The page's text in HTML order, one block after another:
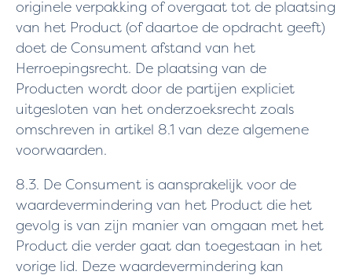
originele verpakking of overgaat tot de plaatsing
van het Product (of daartoe de opdracht geeft)
doet de Consument afstand van het
Herroepingsrecht. De plaatsing van de
Producten wordt door de partijen expliciet
uitgesloten van het onderzoeksrecht zoals
omschreven in artikel 8.1 van deze algemene
voorwaarden.
8.3. De Consument is aansprakelijk voor de
waardevermindering van het Product die het
gevolg is van zijn manier van omgaan met het
Product die verder gaat dan toegestaan in het
vorige lid. Deze waardevermindering kan